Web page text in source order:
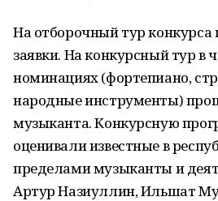
На отборочный тур конкурса
заявки. На конкурсный тур в
номинациях (фортепиано,
народные инструменты)
музыканта. Конкурсную
оценивали известные в
пределами музыканты и
Артур Назиуллин, Ильшат